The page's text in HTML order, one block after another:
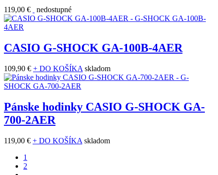
119,00 € nedostupné
CASIO G-SHOCK GA-100B-4AER
109,90 € + DO KOŠÍKA skladom
Pánske hodinky CASIO G-SHOCK GA-
700-2AER
119,00 € + DO KOŠÍKA skladom
1
2